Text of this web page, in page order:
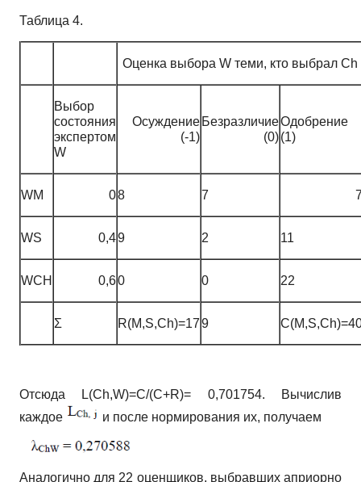
Таблица 4.
Оценка выбора W теми, кто выбрал Ch
Выбор
состояния
экспертом
W
Осуждение
(-1)
Безразличие
(0)
Одобрение
(1)
WM 08 7
WS 0,49 2 11
WCH 0,60 0 22
Σ R(M,S,Ch)=179
Отсюда L(Ch,W)=C/(C+R)= 0,701754. Вычислив
каждое
и после нормирования их, получаем
Аналогично для 22 оценщиков, выбравших априорно